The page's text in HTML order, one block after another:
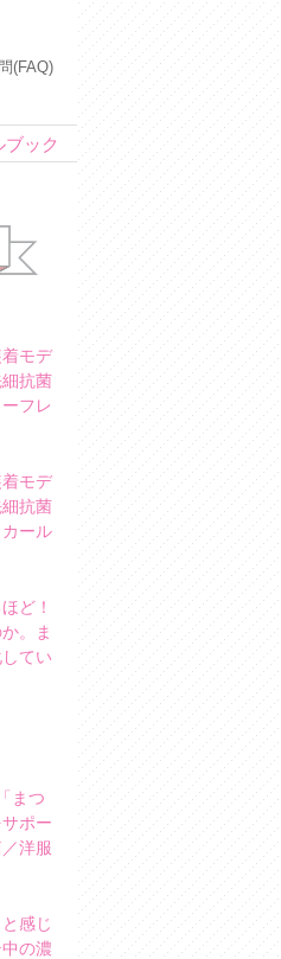
(FAQ)
ブック
アクセスランキング
モデ
抗菌
フレ
モデ
抗菌
ール
ど！
。ま
てい
まつ
ポー
洋服
感じ
の濃